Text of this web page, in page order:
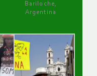
Bariloche,
Argentina